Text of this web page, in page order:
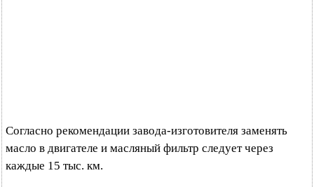
Согласно рекомендации завода-изготовителя заменять
масло в двигателе и масляный фильтр следует через
каждые 15 тыс. км.